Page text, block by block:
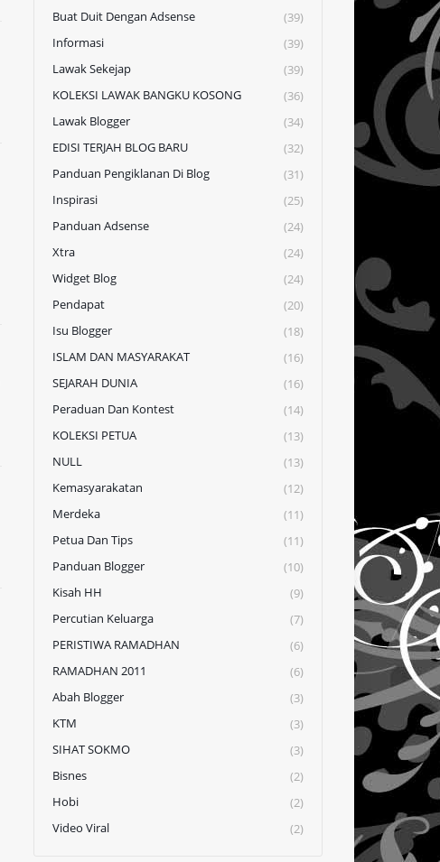
Buat Duit Dengan Adsense
(39)
Informasi
(39)
Lawak Sekejap
(39)
KOLEKSI LAWAK BANGKU KOSONG
(36)
Lawak Blogger
(34)
EDISI TERJAH BLOG BARU
(32)
Panduan Pengiklanan Di Blog
(31)
Inspirasi
(25)
Panduan Adsense
(24)
Xtra
(24)
Widget Blog
(24)
Pendapat
(20)
Isu Blogger
(18)
ISLAM DAN MASYARAKAT
(16)
SEJARAH DUNIA
(16)
Peraduan Dan Kontest
(14)
KOLEKSI PETUA
(13)
NULL
(13)
Kemasyarakatan
(12)
Merdeka
(11)
Petua Dan Tips
(11)
Panduan Blogger
(10)
Kisah HH
(9)
Percutian Keluarga
(7)
PERISTIWA RAMADHAN
(6)
RAMADHAN 2011
(6)
Abah Blogger
(3)
KTM
(3)
SIHAT SOKMO
(3)
Bisnes
(2)
Hobi
(2)
Video Viral
(2)